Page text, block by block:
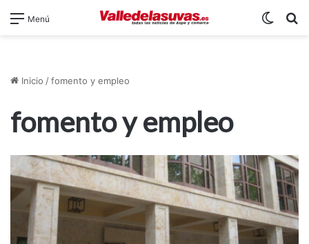
Menú
Inicio /fomento y empleo
fomento y empleo